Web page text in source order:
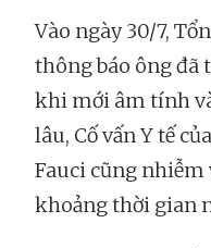
Vào ngày 30/7,
thông báo ông đã
khi mới âm tính
lâu, Cố vấn Y tế
Fauci cũng
khoảng thời gian